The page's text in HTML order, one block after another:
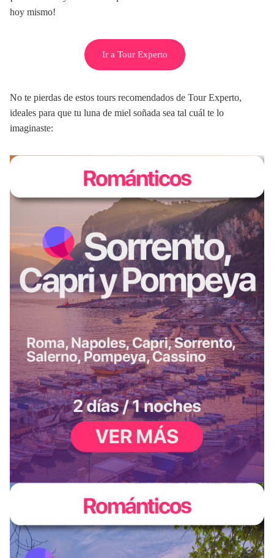
hoy mismo!
Ir a Tour Experto
No te pierdas de estos tours recomendados de Tour Experto,
ideales para que tu luna de miel soñada sea tal cuál te lo
imaginaste: